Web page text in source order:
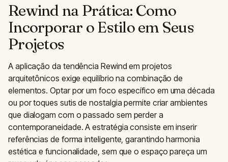
Rewind na Prática: Como
Incorporar o Estilo em Seus
Projetos
A aplicação da tendência Rewind em projetos
arquitetônicos exige equilíbrio na combinação de
elementos. Optar por um foco específico em uma década
ou por toques sutis de nostalgia permite criar ambientes
que dialogam com o passado sem perder a
contemporaneidade. A estratégia consiste em inserir
referências de forma inteligente, garantindo harmonia
estética e funcionalidade, sem que o espaço pareça um